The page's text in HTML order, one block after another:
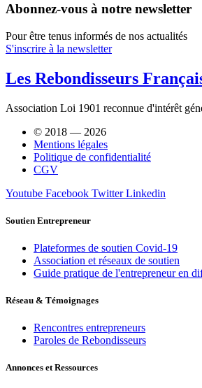
Abonnez-vous à notre newsletter
Pour être tenus informés de nos actualités
S'inscrire à la newsletter
Les Rebondisseurs
Association Loi 1901 reconnue d'intérêt
© 2018 — 2026
Mentions légales
Politique de confidentialité
CGV
Youtube Facebook Twitter Linkedin
Soutien Entrepreneur
Plateformes de soutien Covid-19
Association et réseaux de soutien
Guide pratique de l'entrepreneur en
Réseau & Témoignages
Rencontres entrepreneurs
Paroles de Rebondisseurs
Annonces et Ressources